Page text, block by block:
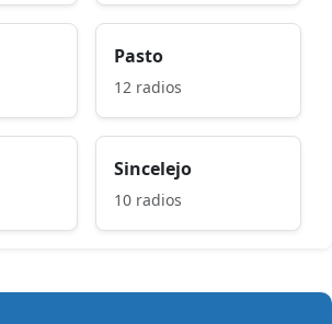
Pasto
12 radios
Sincelejo
10 radios